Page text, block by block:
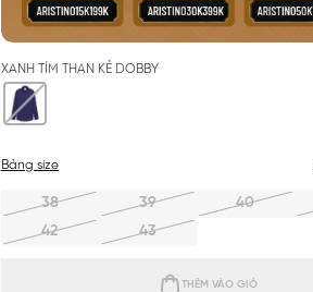
XANH TÍM THAN KẺ DOBBY
Bảng size
38 39 40
42
43
THÊM VÀO GIỎ